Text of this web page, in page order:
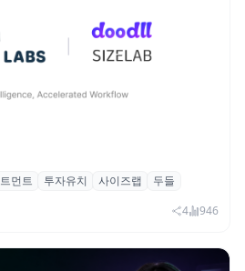
인베스트먼트로부터 시
먼트 투자유치 사이즈랩
두들
4 946